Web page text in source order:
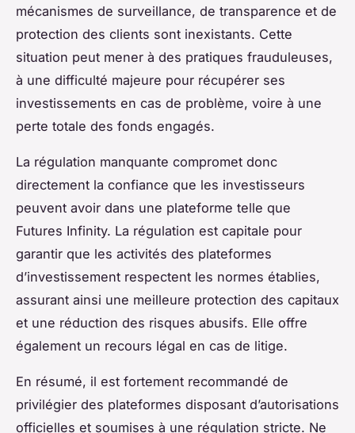
mécanismes de surveillance, de transparence et de
protection des clients sont inexistants. Cette
situation peut mener à des pratiques frauduleuses,
à une difficulté majeure pour récupérer ses
investissements en cas de problème, voire à une
perte totale des fonds engagés.
La régulation manquante compromet donc
directement la confiance que les investisseurs
peuvent avoir dans une plateforme telle que
Futures Infinity. La régulation est capitale pour
garantir que les activités des plateformes
d’investissement respectent les normes établies,
assurant ainsi une meilleure protection des capitaux
et une réduction des risques abusifs. Elle offre
également un recours légal en cas de litige.
En résumé, il est fortement recommandé de
privilégier des plateformes disposant d’autorisations
officielles et soumises à une régulation stricte. Ne